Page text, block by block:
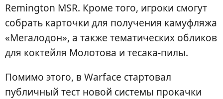
Remington MSR. Кроме того, игроки смогут
собрать карточки для получения камуфляжа
«Мегалодон», а также тематических обликов
для коктейля Молотова и тесака-пилы.
Помимо этого, в Warface стартовал
публичный тест новой системы прокачки